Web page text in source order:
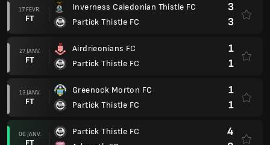
17 FÉVR.
FT
Inverness Caledonian Thistle FC
Partick Thistle FC
3
3
27 JANV.
FT
Airdrieonians FC
Partick Thistle FC
1
1
13 JANV.
FT
Greenock Morton FC
Partick Thistle FC
1
1
06 JANV.
FT
Partick Thistle FC
4